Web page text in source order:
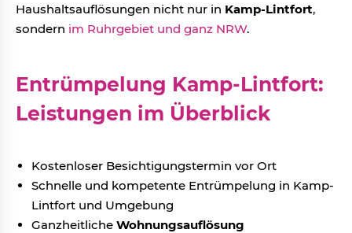
Haushaltsauflösungen nicht nur in Kamp-Lintfort,
sondern im Ruhrgebiet und ganz NRW.
Entrümpelung Kamp-Lintfort:
Leistungen im Überblick
Kostenloser Besichtigungstermin vor Ort
Schnelle und kompetente Entrümpelung in Kamp-
Lintfort und Umgebung
Ganzheitliche Wohnungsauflösung